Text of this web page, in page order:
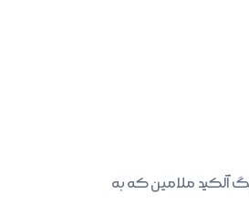
آلکید ملامین که به